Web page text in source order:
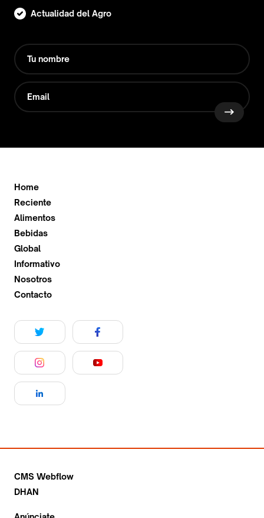
Actualidad del Agro
Home
Reciente
Alimentos
Bebidas
Global
Informativo
Nosotros
Contacto
CMS Webflow
DHAN